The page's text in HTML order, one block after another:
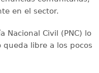
en el sector.
Nacional Civil (PNC) lo
libre a los pocos